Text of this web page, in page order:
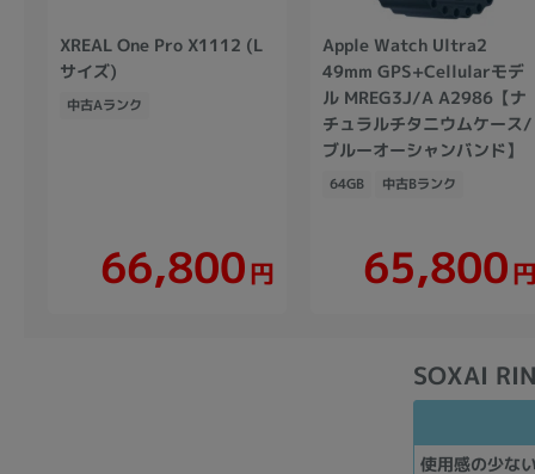
XREAL One Pro X1112 (L
サイズ)
中古Aランク
66,800円
Apple Watch Ultra2
49mm GPS+Cellularモデ
ル MREG3J/A A2986【ナ
チュラルチタニウムケース/
ブルーオーシャンバンド】
64GB 中古Bランク
65,800
SOXAI
使用感の少な